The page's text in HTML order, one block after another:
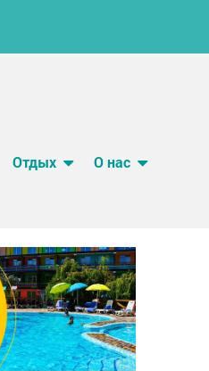
Отдых
О нас